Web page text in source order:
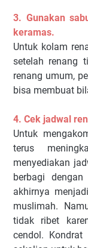
3. Gunakan
keramas.
Untuk kolam
setelah renang
renang umum,
bisa membuat
4. Cek jadwal
Untuk
terus
menyediakan
berbagi
akhirnya
muslimah.
tidak ribet
cendol. Kondrat